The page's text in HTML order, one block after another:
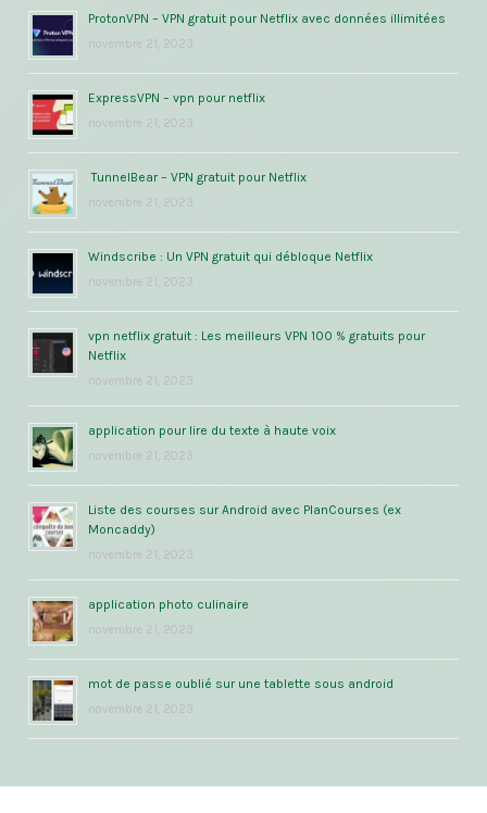
ProtonVPN – VPN gratuit pour Netflix avec données illimitées
novembre 21, 2023
ExpressVPN – vpn pour netflix
novembre 21, 2023
TunnelBear – VPN gratuit pour Netflix
novembre 21, 2023
Windscribe : Un VPN gratuit qui débloque Netflix
novembre 21, 2023
vpn netflix gratuit : Les meilleurs VPN 100 % gratuits pour
Netflix
novembre 21, 2023
application pour lire du texte à haute voix
novembre 21, 2023
Liste des courses sur Android avec PlanCourses (ex
Moncaddy)
novembre 21, 2023
application photo culinaire
novembre 21, 2023
mot de passe oublié sur une tablette sous android
novembre 21, 2023